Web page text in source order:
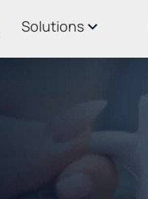
Solutions